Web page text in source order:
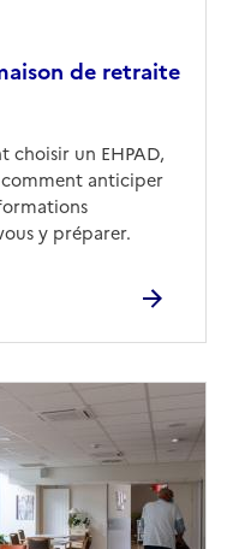
de retraite
choisir un EHPAD,
anticiper
y préparer.